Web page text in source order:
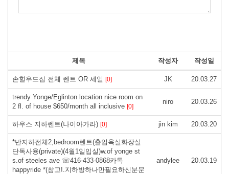
제목 작성자 작성일
손힐우드집 전체 렌트 OR 세일 [0] JK 20.03.27
trendy Yonge/Eglinton location nice room on
2 fl. of house $650/month all inclusive [0]
niro 20.03.26
하우스 지하렌트(나이아가라) [0] jin kim 20.03.20
*반지하전체2,bedroom렌트(출입욕실화장실
단독사용(private)(4월1일입실)w.of yonge st
s.of steeles ave ☏416-433-0868카톡
happyride *(참고!.지하방하나만필요하신분문
andylee 20.03.19